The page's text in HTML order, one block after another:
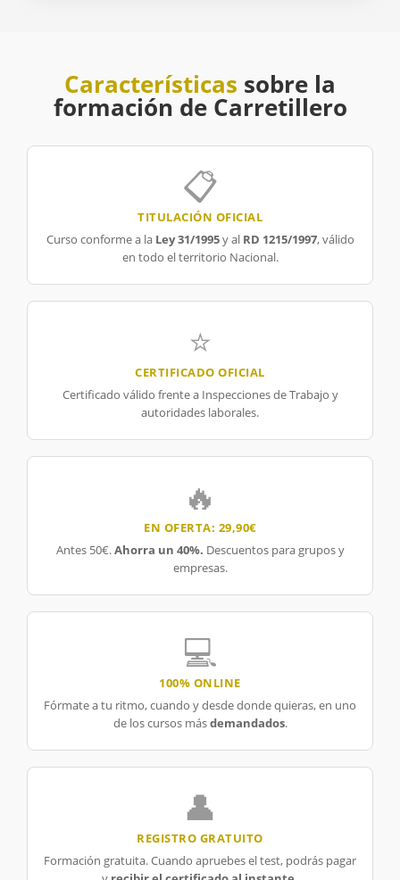
Características sobre la
formación de Carretillero
📋
TITULACIÓN OFICIAL
Curso conforme a la Ley 31/1995y al RD 1215/1997, válido
en todo el territorio Nacional.
⭐
CERTIFICADO OFICIAL
Certificado válido frente a Inspecciones de Trabajo y
autoridades laborales.
🔥
EN OFERTA: 29,90€
Antes 50€.Ahorra un 40%. Descuentos para grupos y
empresas.
💻
100% ONLINE
Fórmate a tu ritmo, cuando y desde donde quieras, en uno
de los cursos másdemandados.
👤
REGISTRO GRATUITO
Formación gratuita. Cuando apruebes el test, podrás pagar